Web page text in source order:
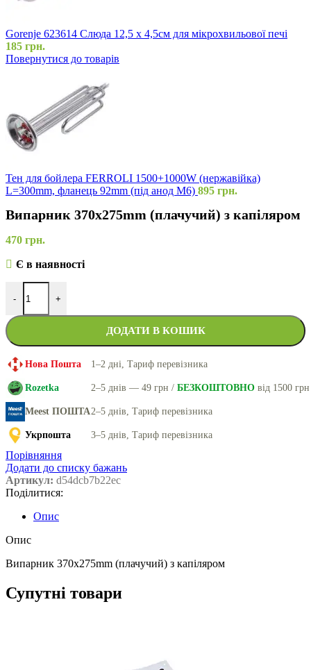
Gorenje 623614 Слюда 12,5 x 4,5см для мікрохвильової печі
185 грн.
Повернутися до товарів
Тен для бойлера FERROLI 1500+1000W (нержавійка)
L=300mm, фланець 92mm (під анод M6) 895 грн.
Випарник 370x275mm (плачучий) з капіляром
470 грн.
Є в наявності
- +
ДОДАТИ В КОШИК
Нова Пошта 1–2 дні, Тариф перевізника
Rozetka 2–5 днів — 49 грн / БЕЗКОШТОВНО від 1500 грн
Meest ПОШТА2–5 днів, Тариф перевізника
Укрпошта 3–5 днів, Тариф перевізника
Порівняння
Додати до списку бажань
Артикул: d54dcb7b22ec
Поділитися:
Опис
Опис
Випарник 370x275mm (плачучий) з капіляром
Супутні товари